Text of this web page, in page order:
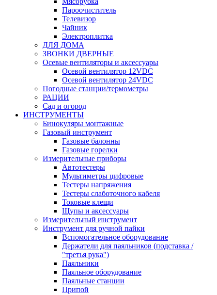
Пароочиститель
Телевизор
Чайник
Электроплитка
ДЛЯ ДОМА
ЗВОНКИ ДВЕРНЫЕ
Осевые вентиляторы и аксессуары
Осевой вентилятор 12VDC
Осевой вентилятор 24VDC
Погодные станции/термометры
РАЦИИ
Сад и огород
ИНСТРУМЕНТЫ
Бинокуляры монтажные
Газовый инструмент
Газовые балонны
Газовые горелки
Измерительные приборы
Автотестеры
Мультиметры цифровые
Тестеры напряжения
Тестеры слаботочного кабеля
Токовые клещи
Щупы и аксессуары
Измерительный инструмент
Инструмент для ручной пайки
Вспомогательное оборудование
Держатели для паяльников (подставка /
"третья рука")
Паяльники
Паяльное оборудование
Паяльные станции
Припой